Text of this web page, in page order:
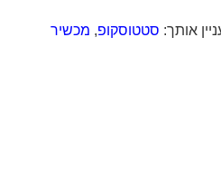
אותך: סטטוסקופ, מכשיר